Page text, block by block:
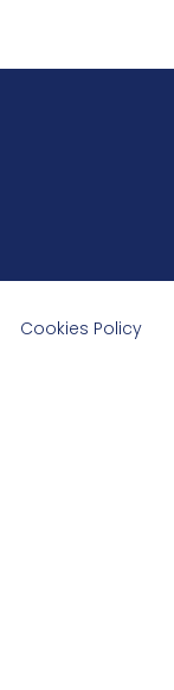
Cookies Policy